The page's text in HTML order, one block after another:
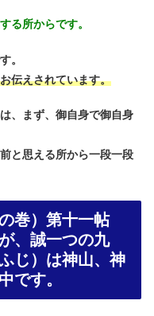
る所からです。
。
伝えされています。
、まず、御自身で御自身
と思える所から一段一段
巻）第十一帖
、誠一つの九
じ）は神山、神
です。